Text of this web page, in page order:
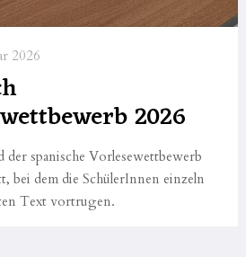
2026
2026
der spanische Vorlesewettbewerb
bei dem die SchülerInnen einzeln
Text vortrugen.